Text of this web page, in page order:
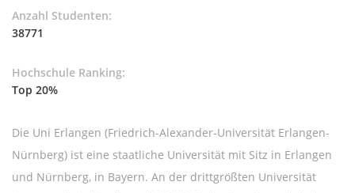
Anzahl Studenten:
38771
Hochschule Ranking:
Top 20%
Die Uni Erlangen (Friedrich-Alexander-Universität Erlangen-
Nürnberg) ist eine staatliche Universität mit Sitz in Erlangen
und Nürnberg, in Bayern. An der drittgrößten Universität